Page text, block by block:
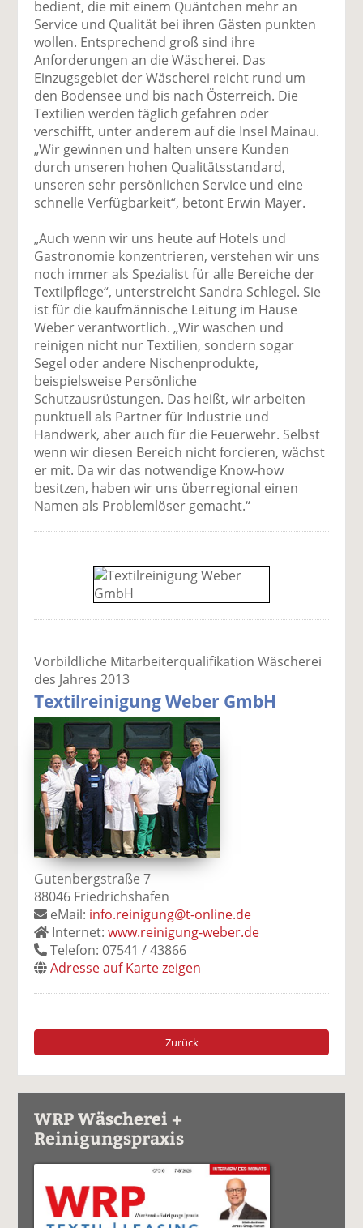
bedient, die mit einem Quäntchen mehr an
Service und Qualität bei ihren Gästen punkten
wollen. Entsprechend groß sind ihre
Anforderungen an die Wäscherei. Das
Einzugsgebiet der Wäscherei reicht rund um
den Bodensee und bis nach Österreich. Die
Textilien werden täglich gefahren oder
verschifft, unter anderem auf die Insel Mainau.
„Wir gewinnen und halten unsere Kunden
durch unseren hohen Qualitätsstandard,
unseren sehr persönlichen Service und eine
schnelle Verfügbarkeit“, betont Erwin Mayer.
„Auch wenn wir uns heute auf Hotels und
Gastronomie konzentrieren, verstehen wir uns
noch immer als Spezialist für alle Bereiche der
Textilpflege“, unterstreicht Sandra Schlegel. Sie
ist für die kaufmännische Leitung im Hause
Weber verantwortlich. „Wir waschen und
reinigen nicht nur Textilien, sondern sogar
Segel oder andere Nischenprodukte,
beispielsweise Persönliche
Schutzausrüstungen. Das heißt, wir arbeiten
punktuell als Partner für Industrie und
Handwerk, aber auch für die Feuerwehr. Selbst
wenn wir diesen Bereich nicht forcieren, wächst
er mit. Da wir das notwendige Know-how
besitzen, haben wir uns überregional einen
Namen als Problemlöser gemacht.“
Vorbildliche Mitarbeiterqualifikation Wäscherei
des Jahres 2013
Textilreinigung Weber GmbH
Gutenbergstraße 7
88046 Friedrichshafen
eMail: info.reinigung@t-online.de
Internet:www.reinigung-weber.de
Telefon: 07541 / 43866
Adresse auf Karte zeigen
Zurück
WRP Wäscherei +
Reinigungspraxis